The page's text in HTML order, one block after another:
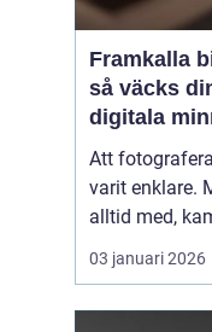
Framkalla
så väcks
digitala
liv
Att
varit enklare.
alltid med,
fångar allt på
sekunder och
03 januari 2026